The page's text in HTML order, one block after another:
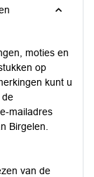
moties en
op
kunt u
de
mailadres
Birgelen.
van de